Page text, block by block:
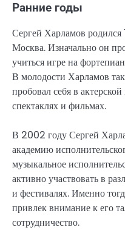
Ранние годы
Сергей Харламов родился
Москва. Изначально он
учиться игре на
В молодости Харламов
пробовал себя в
спектаклях и фильмах.
В 2002 году Сергей
академию
музыкальное
активно участвовать в
и фестивалях. Именно
привлек внимание к его
сотрудничество.